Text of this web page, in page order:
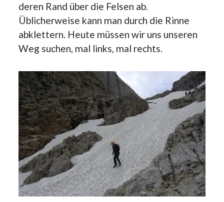
deren Rand über die Felsen ab.
Üblicherweise kann man durch die Rinne
abklettern. Heute müssen wir uns unseren
Weg suchen, mal links, mal rechts.